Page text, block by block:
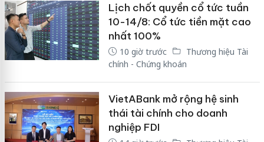
Lịch chốt quyền cổ tức tuần
10-14/8: Cổ tức tiền mặt cao
nhất 100%
10 giờ trước
Thương hiệu Tài
chính - Chứng khoán
VietABank mở rộng hệ sinh
thái tài chính cho doanh
nghiệp FDI